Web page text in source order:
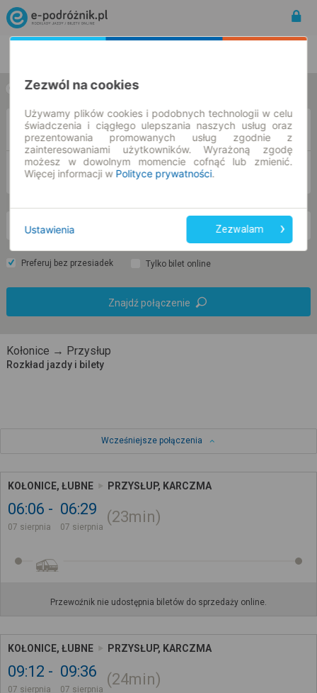
w jedną stronę w obie strony
Z
pt. 7 sie.
Preferuj bez przesiadek Tylko bilet online
Znajdź połączenie
Kołonice → Przysłup
Rozkład jazdy i bilety
Wcześniejsze połączenia
KOŁONICE, ŁUBNE PRZYSŁUP, KARCZMA
06:06
07 sierpnia
06:29
07 sierpnia
23min
Przewoźnik nie udostępnia biletów do sprzedaży online.
KOŁONICE, ŁUBNE PRZYSŁUP, KARCZMA
09:12
07 sierpnia
09:36
07 sierpnia
24min
Zezwól na cookies
Używamy plików cookies i podobnych technologii w celu
świadczenia i ciągłego ulepszania naszych usług oraz
prezentowania promowanych usług zgodnie z
zainteresowaniami użytkowników. Wyrażoną zgodę
możesz w dowolnym momencie cofnąć lub zmienić.
Więcej informacji w Polityce prywatności.
Ustawienia Zezwalam